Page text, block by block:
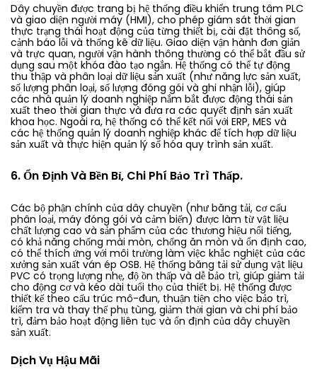
Dây chuyền được trang bị hệ thống điều khiển trung tâm PLC
và giao diện người máy (HMI), cho phép giám sát thời gian
thực trạng thái hoạt động của từng thiết bị, cài đặt thông số,
cảnh báo lỗi và thống kê dữ liệu. Giao diện vận hành đơn giản
và trực quan, người vận hành thông thường có thể bắt đầu sử
dụng sau một khóa đào tạo ngắn. Hệ thống có thể tự động
thu thập và phân loại dữ liệu sản xuất (như năng lực sản xuất,
số lượng phân loại, số lượng đóng gói và ghi nhận lỗi), giúp
các nhà quản lý doanh nghiệp nắm bắt được động thái sản
xuất theo thời gian thực và đưa ra các quyết định sản xuất
khoa học. Ngoài ra, hệ thống có thể kết nối với ERP, MES và
các hệ thống quản lý doanh nghiệp khác để tích hợp dữ liệu
sản xuất và thực hiện quản lý số hóa quy trình sản xuất.
6. Ổn Định Và Bền Bỉ, Chi Phí Bảo Trì Thấp.
Các bộ phận chính của dây chuyền (như băng tải, cơ cấu
phân loại, máy đóng gói và cảm biến) được làm từ vật liệu
chất lượng cao và sản phẩm của các thương hiệu nổi tiếng,
có khả năng chống mài mòn, chống ăn mòn và ổn định cao,
có thể thích ứng với môi trường làm việc khắc nghiệt của các
xưởng sản xuất ván ép OSB. Hệ thống băng tải sử dụng vật liệu
PVC có trọng lượng nhẹ, độ ồn thấp và dễ bảo trì, giúp giảm tải
cho động cơ và kéo dài tuổi thọ của thiết bị. Hệ thống được
thiết kế theo cấu trúc mô-đun, thuận tiện cho việc bảo trì,
kiểm tra và thay thế phụ tùng, giảm thời gian và chi phí bảo
trì, đảm bảo hoạt động liên tục và ổn định của dây chuyền
sản xuất.
Dịch Vụ Hậu Mãi